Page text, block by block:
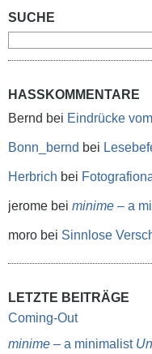
SUCHE
HASSKOMMENTARE
Bernd bei Eindrücke vom
Bonn_bernd bei
Herbrich bei
jerome bei minime – a
moro bei Sinnlose
LETZTE BEITRÄGE
Coming-Out
minime – a minimalist